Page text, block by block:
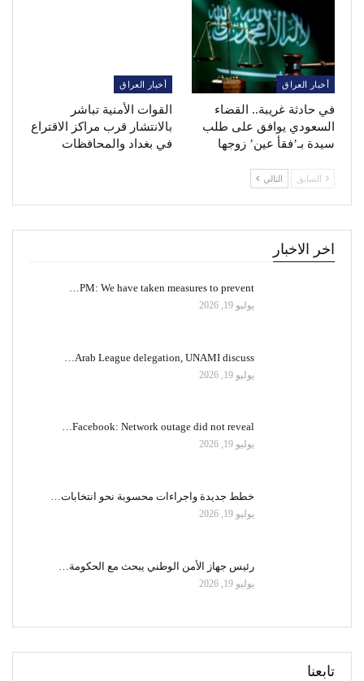
أخبار العراق
في حادثة غريبة.. القضاء
السعودي يوافق على طلب
سيدة بـ’فقأ عين’ زوجها
أخبار العراق
القوات الأمنية تباشر
بالانتشار قرب مراكز الاقتراع
في بغداد والمحافظات
السابق التالي
اخر الاخبار
PM: We have taken measures to prevent…
يوليو 19, 2026
Arab League delegation, UNAMI discuss…
يوليو 19, 2026
Facebook: Network outage did not reveal…
يوليو 19, 2026
خطط جديدة واجراءات محسوبة نحو انتخابات…
يوليو 19, 2026
رئيس جهاز الأمن الوطني يبحث مع الحكومة…
يوليو 19, 2026
تابعنا